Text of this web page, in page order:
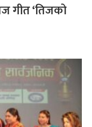
गीत ‘तिजको